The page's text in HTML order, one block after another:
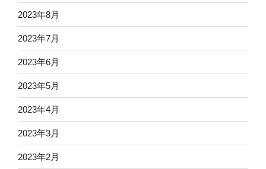
2023年8月
2023年7月
2023年6月
2023年5月
2023年4月
2023年3月
2023年2月